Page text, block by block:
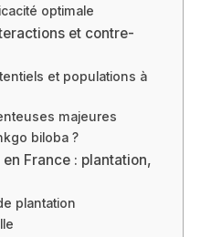
optimale
et contre-
et populations à
majeures
biloba ?
France : plantation,
plantation